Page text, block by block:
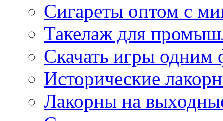
Сигареты оптом с
Такелаж для
Скачать игры одним
Исторические
Лакорны на